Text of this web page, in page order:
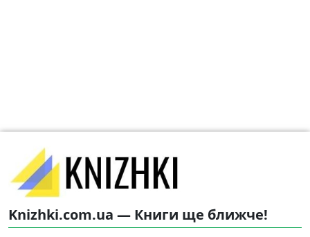
Knizhki.com.ua — Книги ще ближче!